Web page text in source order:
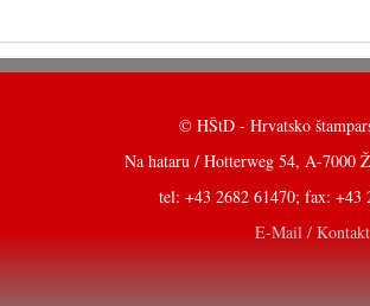
Trajštofu
© HŠtD - Hrvatsko
Na hataru / Hotterweg 54, A-7000
tel: +43 2682 61470; fax: +43
E-Mail / Kontakt